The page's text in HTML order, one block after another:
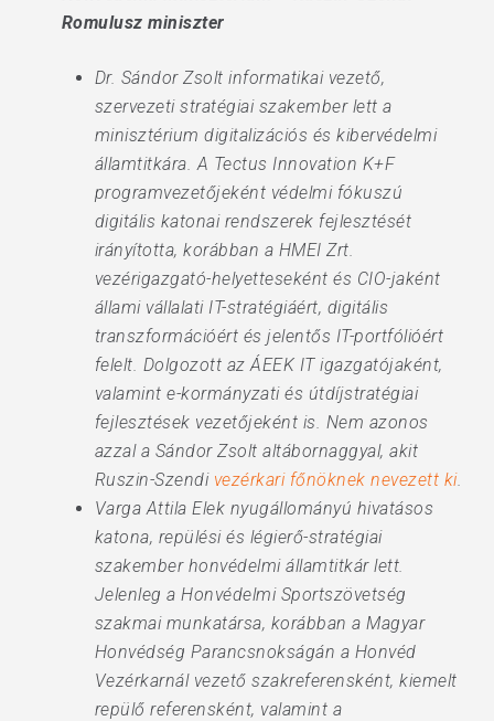
Romulusz miniszter
Dr. Sándor Zsolt informatikai vezető,
szervezeti stratégiai szakember lett a
minisztérium digitalizációs és kibervédelmi
államtitkára. A Tectus Innovation K+F
programvezetőjeként védelmi fókuszú
digitális katonai rendszerek fejlesztését
irányította, korábban a HMEI Zrt.
vezérigazgató-helyetteseként és CIO-jaként
állami vállalati IT-stratégiáért, digitális
transzformációért és jelentős IT-portfólióért
felelt. Dolgozott az ÁEEK IT igazgatójaként,
valamint e-kormányzati és útdíjstratégiai
fejlesztések vezetőjeként is. Nem azonos
azzal a Sándor Zsolt altábornaggyal, akit
Ruszin-Szendi vezérkari főnöknek nevezett ki.
Varga Attila Elek nyugállományú hivatásos
katona, repülési és légierő-stratégiai
szakember honvédelmi államtitkár lett.
Jelenleg a Honvédelmi Sportszövetség
szakmai munkatársa, korábban a Magyar
Honvédség Parancsnokságán a Honvéd
Vezérkarnál vezető szakreferensként, kiemelt
repülő referensként, valamint a